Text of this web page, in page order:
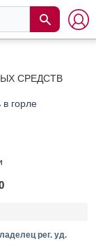
СРЕДСТВ
в горле
рег. уд.